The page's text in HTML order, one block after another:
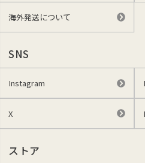
海外発送について
SNS
Instagram
X
ストア